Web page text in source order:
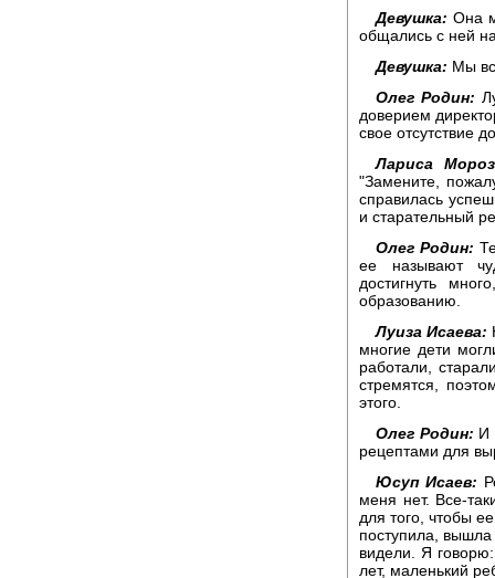
Девушка: Она
общались с ней
Девушка: Мы
Олег Родин:
доверием
свое отсутствие
Лариса
"Замените,
справилась
и старательный
Олег Родин:
ее называют
достигнуть
образованию.
Луиза Исаева:
многие дети
работали,
стремятся,
этого.
Олег Родин: И
рецептами для
Юсуп Исаев:
меня нет. Все-
для того, чтобы
поступила,
видели. Я
лет, маленький